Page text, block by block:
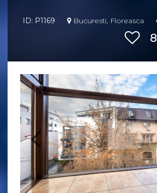
ID: P1169 Bucuresti, Floreasca